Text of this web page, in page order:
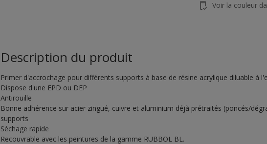
Voir la couleur
Description du produit
Primer d'accrochage pour différents supports à base de résine acrylique diluable à
Dispose d'une EPD ou DEP
Antirouille
Bonne adhérence sur acier zingué, cuivre et aluminium déjà prétraités (poncés/
supports
Séchage rapide
Recouvrable avec les peintures de la gamme RUBBOL BL.